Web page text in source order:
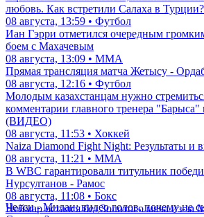
любовь. Как встретили Салаха в Турции?
08 августа, 13:59 • Футбол
Иан Гэрри отметился очередным
боем с Махачевым
08 августа, 13:09 • ММА
Прямая трансляция матча Жетысу -
08 августа, 12:16 • Футбол
Молодым казахстанцам нужно
комментарии главного тренера "Барыса"
(ВИДЕО)
08 августа, 11:53 • Хоккей
Naiza Diamond Fight Night: Результаты и
08 августа, 11:21 • ММА
В WBC гарантировали титульник
Нурсултанов - Рамос
08 августа, 11:08 • Бокс
Неймар остался без Золотого мяча из-за
Челси - Милан: видео голов, почему не